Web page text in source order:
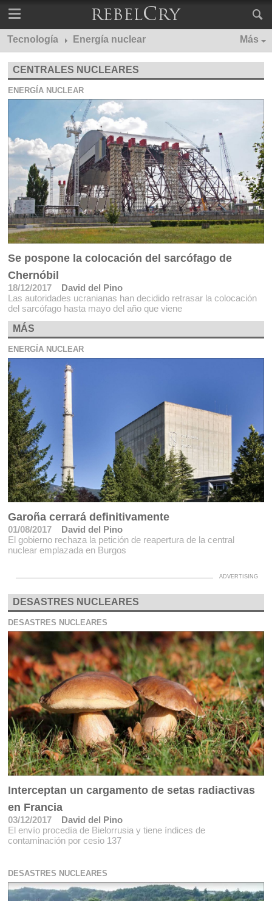
Tecnología Energía nuclear Más
CENTRALES NUCLEARES
ENERGÍA NUCLEAR
Se pospone la colocación del sarcófago de
Chernóbil
18/12/2017
David del Pino
Las autoridades ucranianas han decidido retrasar la colocación
del sarcófago hasta mayo del año que viene
MÁS
ENERGÍA NUCLEAR
Garoña cerrará definitivamente
01/08/2017
David del Pino
El gobierno rechaza la petición de reapertura de la central
nuclear emplazada en Burgos
DESASTRES NUCLEARES
DESASTRES NUCLEARES
Interceptan un cargamento de setas radiactivas
en Francia
03/12/2017
David del Pino
El envío procedía de Bielorrusia y tiene índices de
contaminación por cesio 137
DESASTRES NUCLEARES